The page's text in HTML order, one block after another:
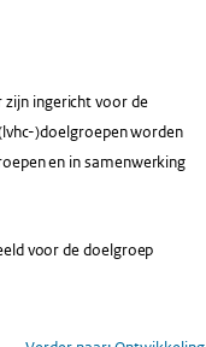
ingericht voor de
)doelgroepen worden
en in samenwerking
voor de doelgroep